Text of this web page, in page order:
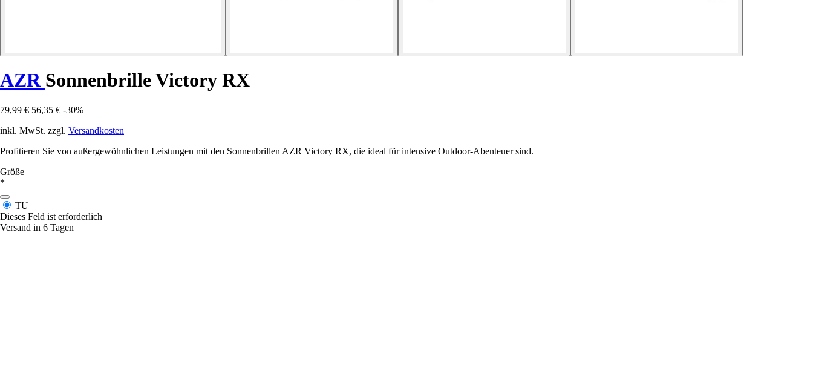
AZR Sonnenbrille Victory RX
79,99 € 56,35 € -30%
inkl. MwSt. zzgl. Versandkosten
Profitieren Sie von außergewöhnlichen Leistungen mit den Sonnenbrillen AZR Victory RX, die ideal für intensive Outdoor-Abenteuer sind.
Größe
*
TU
Dieses Feld ist erforderlich
Versand in 6 Tagen